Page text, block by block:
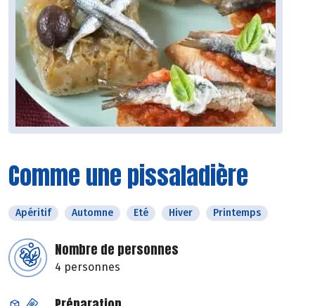
Comme une pissaladière
Apéritif Automne Eté Hiver Printemps
Nombre de personnes
4 personnes